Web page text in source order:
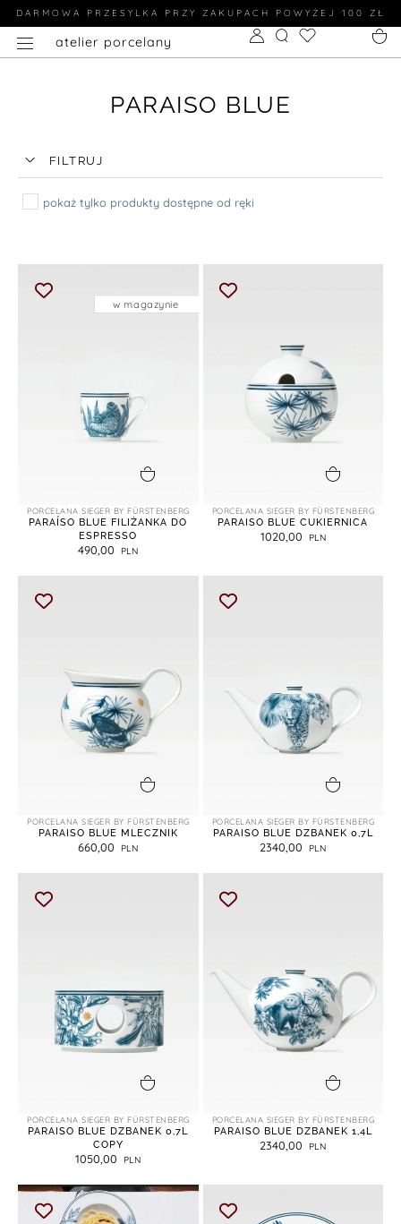
DARMOWA PRZESYLKA PRZY ZAKUPACH POWYŻEJ 100 ZŁ
atelier porcelany
PARAISO BLUE
FILTRUJ
pokaż tylko produkty dostępne od ręki
PORCELANA SIEGER BY FÜRSTENBERG
PARAÍSO BLUE FILIŻANKA DO
ESPRESSO
490,00
w magazynie
PORCELANA SIEGER BY FÜRSTENBERG
PARAISO BLUE CUKIERNICA
1020,00
PORCELANA SIEGER BY FÜRSTENBERG
PARAISO BLUE MLECZNIK
660,00
PORCELANA SIEGER BY FÜRSTENBERG
PARAISO BLUE DZBANEK 0,7L
2340,00
PORCELANA SIEGER BY FÜRSTENBERG
PARAISO BLUE DZBANEK 0,7L
COPY
1050,00
PORCELANA SIEGER BY FÜRSTENBERG
PARAISO BLUE DZBANEK 1,4L
2340,00